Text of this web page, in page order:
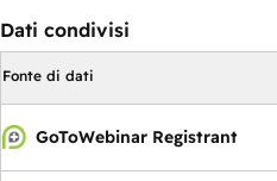
Dati condivisi
Fonte di dati
GoToWebinar Registrant